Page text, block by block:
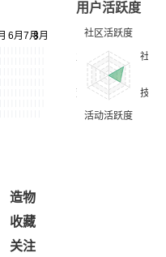
用户活跃度
造物
收藏
关注